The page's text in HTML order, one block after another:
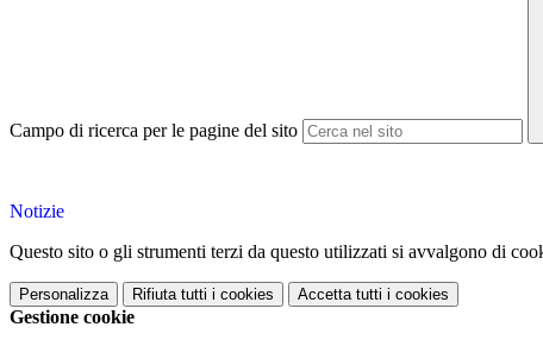
Campo di ricerca per le pagine del sito
Notizie
Questo sito o gli strumenti terzi da questo utilizzati si avvalgono di
Personalizza Rifiuta tutti i cookies Accetta tutti i cookies
Gestione cookie